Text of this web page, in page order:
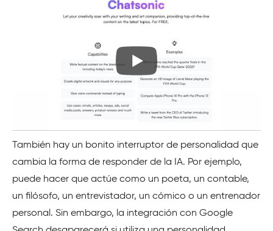
También hay un bonito interruptor de personalidad que
cambia la forma de responder de la IA. Por ejemplo,
puede hacer que actúe como un poeta, un contable,
un filósofo, un entrevistador, un cómico o un entrenador
personal. Sin embargo, la integración con Google